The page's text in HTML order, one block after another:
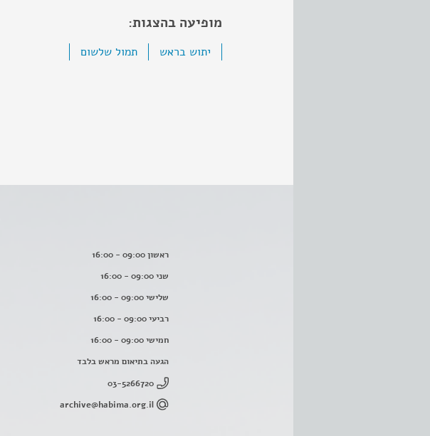
מופיעה בהצגות:
יתוש בראש תמול שלשום
ראשון 09:00 - 16:00
שני 09:00 - 16:00
שלישי 09:00 - 16:00
רביעי 09:00 - 16:00
חמישי 09:00 - 16:00
הגעה בתיאום מראש בלבד
03-5266720
archive@habima.org.il